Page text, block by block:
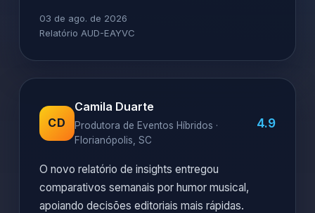
03 de ago. de 2026
Relatório AUD-EAYVC
CD
Camila Duarte
Produtora de Eventos Híbridos ·
Florianópolis, SC
4.9
O novo relatório de insights entregou
comparativos semanais por humor musical,
apoiando decisões editoriais mais rápidas.